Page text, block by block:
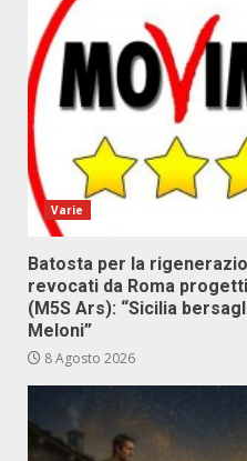
Varie
Batosta per la
revocati da Roma
(M5S Ars): “Sicilia
Meloni”
8 Agosto 2026